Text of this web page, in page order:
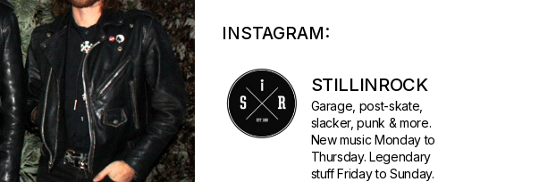
INSTAGRAM:
STILLINROCK
Garage, post-skate,
slacker, punk & more.
New music Monday to
Thursday. Legendary
stuff Friday to Sunday.